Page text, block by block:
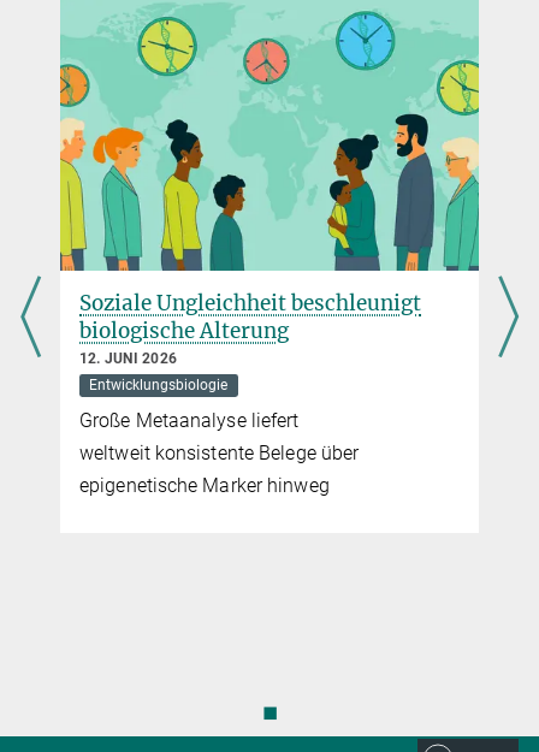
Source
DOI
Ungleichheit beschleunigt
Alterung
2026
Metaanalyse liefert
konsistente Belege über
Marker hinweg
10. JUNI 2026
Evolution
◼